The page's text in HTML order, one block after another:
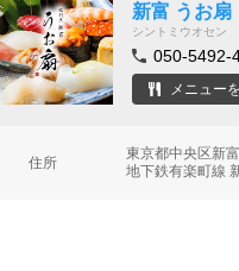
新富 うお扇
シントミウオセン
050-5492-
メニュー
住所
東京都中央区新
地下鉄有楽町線